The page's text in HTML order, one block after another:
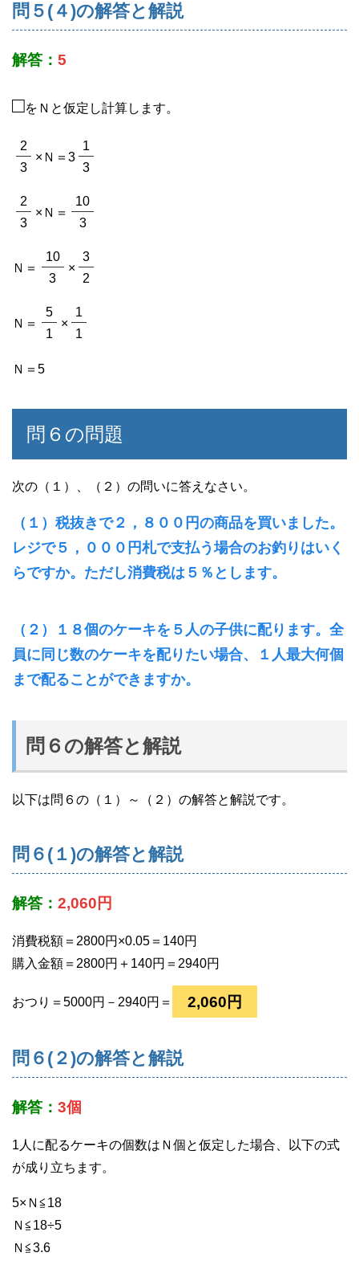
問５(４)の解答と解説
解答： 5
□をＮと仮定し計算します。
2
3
×Ｎ＝3
1
3
2
3
×Ｎ＝
10
3
Ｎ＝
10
3
×
3
2
Ｎ＝
5
1
×
1
1
Ｎ＝5
問６の問題
次の（１）、（２）の問いに答えなさい。
（１）税抜きで２，８００円の商品を買いました。
レジで５，０００円札で支払う場合のお釣りはいく
らですか。ただし消費税は５％とします。
（２）１８個のケーキを５人の子供に配ります。全
員に同じ数のケーキを配りたい場合、１人最大何個
まで配ることができますか。
問６の解答と解説
以下は問６の（１）～（２）の解答と解説です。
問６(１)の解答と解説
解答： 2,060円
消費税額＝2800円×0.05＝140円
購入金額＝2800円＋140円＝2940円
おつり＝5000円－2940円＝ 2,060円
問６(２)の解答と解説
解答： 3個
1人に配るケーキの個数はＮ個と仮定した場合、以下の式
が成り立ちます。
5×Ｎ≦18
Ｎ≦18÷5
Ｎ≦3.6